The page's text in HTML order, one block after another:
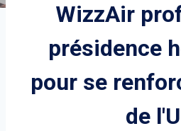
WizzAir
présidence
pour se
de